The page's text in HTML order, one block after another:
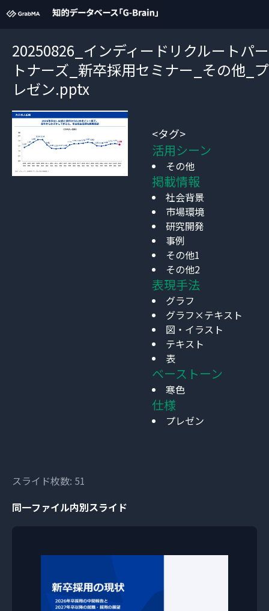
20250826_インディードリクルートパー
トナーズ_新卒採用セミナー_その他_プ
レゼン.pptx
<タグ>
活用シーン
その他
掲載情報
社会背景
市場環境
研究開発
事例
その他1
その他2
表現手法
グラフ
グラフ×テキスト
図・イラスト
テキスト
表
ベーストーン
寒色
仕様
プレゼン
スライド枚数: 51
同一ファイル内別スライド